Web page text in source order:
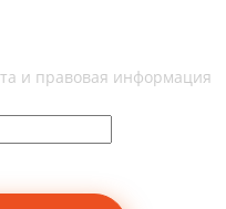
и правовая информация